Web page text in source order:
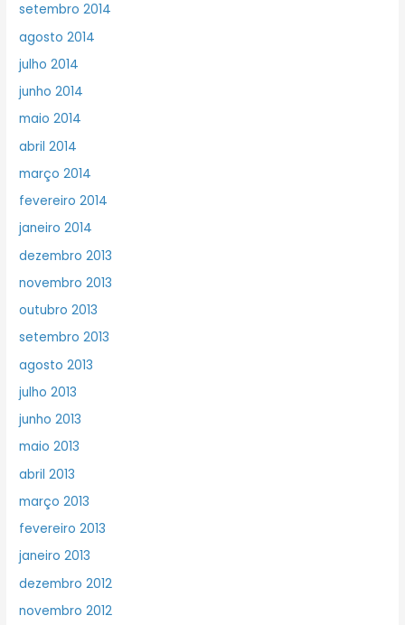
setembro 2014
agosto 2014
julho 2014
junho 2014
maio 2014
abril 2014
março 2014
fevereiro 2014
janeiro 2014
dezembro 2013
novembro 2013
outubro 2013
setembro 2013
agosto 2013
julho 2013
junho 2013
maio 2013
abril 2013
março 2013
fevereiro 2013
janeiro 2013
dezembro 2012
novembro 2012